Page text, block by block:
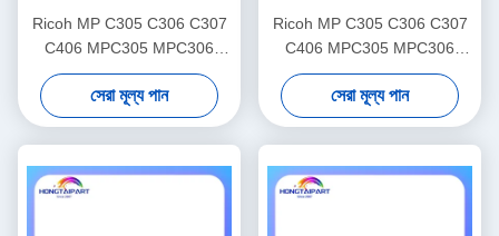
Ricoh MP C305 C306 C307
C406 MPC305 MPC306
MPC307 প্রিন্টারের জন্য কালো ড্রাম
লুব্রিকেন্ট মোম বার রোলার
সেরা মূল্য পান
Ricoh MP C305 C306 C307
C406 MPC305 MPC306
MPC307 MPC406 এর জন্য রঙিন
ড্রাম লুব্রিকেন্ট মোম বার রোলার
সেরা মূল্য পান